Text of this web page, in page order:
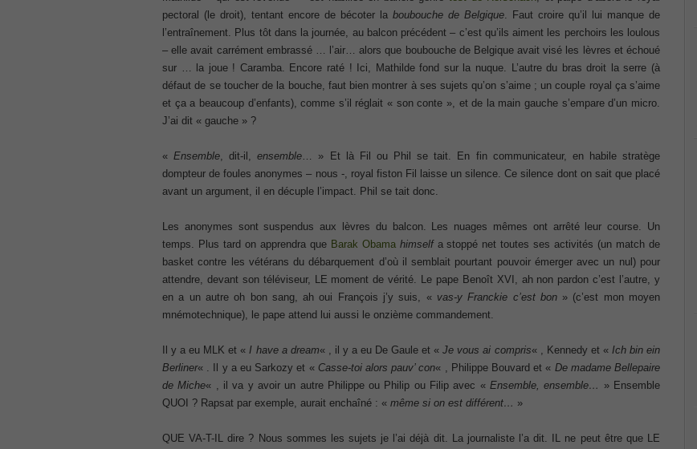
210-260 Dump
, Cisco CCNA Security Dump, 210-260 Implementing Cisco Network Security Dump
, PMP PMP Project Management Professional, PMI PMP Answer
ISC ISC Certification CISSP
, CISSP Certified Information Systems Security Professional PDF
, Microsoft Specialist: Microsoft Azure 70-534 Exam, Architecting Microsoft Azure Solutions Exam
101 Dumps
, F5 Certification 101 Application Delivery Fundamentals Dumps
, Microsoft Managing Office 365 Identities and Requirements Questions
2V0-621D Practice
, VMware VCP6-DCV Practice, 2V0-621D VMware Certified Professional 6 ¨C Data Center Virtualization
Delta Beta Practice
Cisco 300-206
, CCNP Security 300-206 Implementing Cisco Edge Network Security Solutions, Cisco 300-206 Dump
, 300-070 Implementing Cisco IP Telephony & Video, Part 1(CIPTV1) Answer
300-207
, CCNP Security 300-207 PDF, Implementing Cisco Threat Control Solutions PDF
1Z0-062 Exam
pectoral (le droit), tentant encore de bécoter la boubouche de Belgique. Faut croire qu’il lui manque de
l’entraînement. Plus tôt dans la journée, au balcon précédent – c’est qu’ils aiment les perchoirs les loulous
– elle avait carrément embrassé … l’air… alors que boubouche de Belgique avait visé les lèvres et échoué
sur … la joue ! Caramba. Encore raté ! Ici, Mathilde fond sur la nuque. L’autre du bras droit la serre (à
défaut de se toucher de la bouche, faut bien montrer à ses sujets qu’on s’aime ; un couple royal ça s’aime
et ça a beaucoup d’enfants), comme s’il réglait « son conte », et de la main gauche s’empare d’un micro.
J’ai dit « gauche » ?
«Ensemble, dit-il,ensemble… » Et là Fil ou Phil se tait. En fin communicateur, en habile stratège
dompteur de foules anonymes – nous -, royal fiston Fil laisse un silence. Ce silence dont on sait que placé
avant un argument, il en décuple l’impact. Phil se tait donc.
Les anonymes sont suspendus aux lèvres du balcon. Les nuages mêmes ont arrêté leur course. Un
temps. Plus tard on apprendra que Barak Obama himselfa stoppé net toutes ses activités (un match de
basket contre les vétérans du débarquement d’où il semblait pourtant pouvoir émerger avec un nul) pour
attendre, devant son téléviseur, LE moment de vérité. Le pape Benoît XVI, ah non pardon c’est l’autre, y
en a un autre oh bon sang, ah oui François j’y suis, « vas-y Franckie c’est bon» (c’est mon moyen
mnémotechnique), le pape attend lui aussi le onzième commandement.
Il y a eu MLK et «I have a dream« , il y a eu De Gaule et «Je vous ai compris« , Kennedy et « Ich bin ein
Berliner« . Il y a eu Sarkozy et « Casse-toi alors pauv’ con« , Philippe Bouvard et « De madame Bellepaire
de Miche« , il va y avoir un autre Philippe ou Philip ou Filip avec «Ensemble, ensemble… » Ensemble
QUOI ? Rapsat par exemple, aurait enchaîné : « même si on est différent… »
QUE VA-T-IL dire ? Nous sommes les sujets je l’ai déjà dit. La journaliste l’a dit. IL ne peut être que LE